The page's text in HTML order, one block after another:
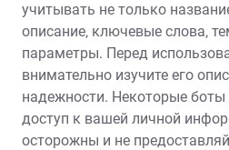
учитывать не только
описание‚ ключевые слова‚
параметры. Перед
внимательно изучите его
надежности. Некоторые
доступ к вашей личной
осторожны и не